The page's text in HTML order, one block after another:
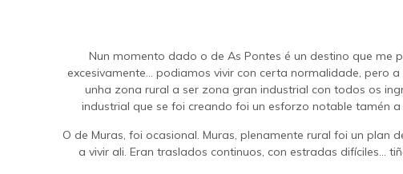
Nun momento dado o de As Pontes é un destino que me
excesivamente… podiamos vivir con certa normalidade, pero
unha zona rural a ser zona gran industrial con todos os
industrial que se foi creando foi un esforzo notable tamén
O de Muras, foi ocasional. Muras, plenamente rural foi un
a vivir ali. Eran traslados continuos, con estradas difíciles…